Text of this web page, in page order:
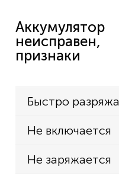
Аккумулятор
неисправен,
признаки
Быстро
Не включается
Не заряжается